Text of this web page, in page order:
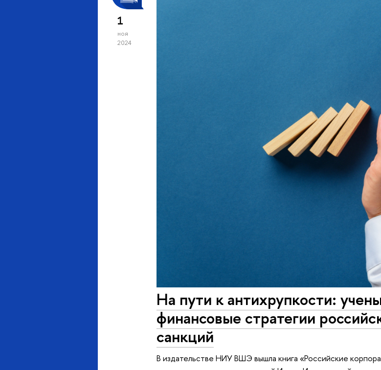
1
ноя
2024
На пути к антихрупкости:
финансовые стратегии
санкций
В издательстве НИУ ВШЭ вышла книга «Российские